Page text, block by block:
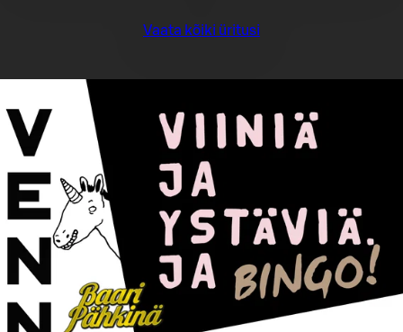
Vaata kõiki üritusi